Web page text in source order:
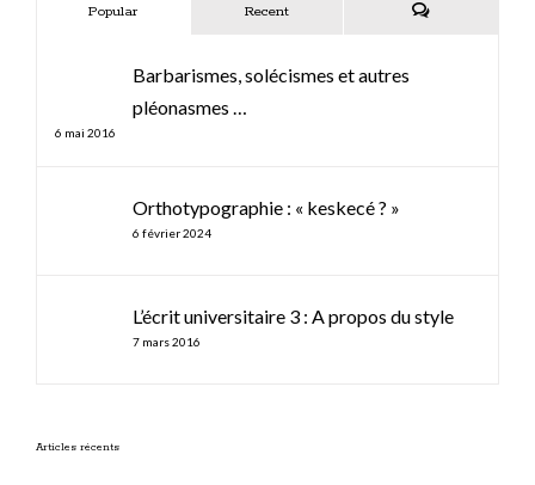
Popular Recent
Barbarismes, solécismes et autres
pléonasmes …
6 mai 2016
Orthotypographie : « keskecé ? »
6 février 2024
L’écrit universitaire 3 : A propos du style
7 mars 2016
Articles récents